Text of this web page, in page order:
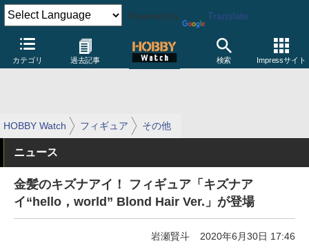
Powered by Translate
カテゴリ 過去記事 検索 Impressサイト
HOBBY Watch フィギュア その他
ニュース
金髪のキズナアイ！ フィギュア「キズナア
イ“hello，world” Blond Hair Ver.」が登場
岩瀬賢斗 2020年6月30日 17:46